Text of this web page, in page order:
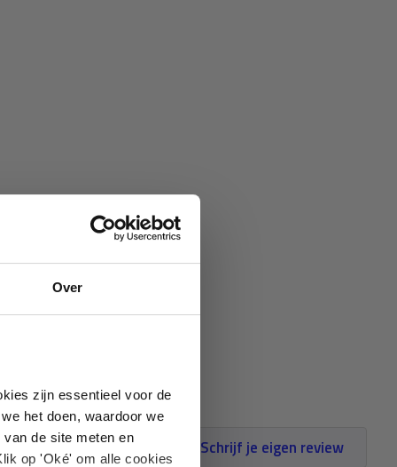
Over
zijn essentieel voor de
het doen, waardoor we
de site meten en
op 'Oké' om alle cookies
Schrijf je eigen review